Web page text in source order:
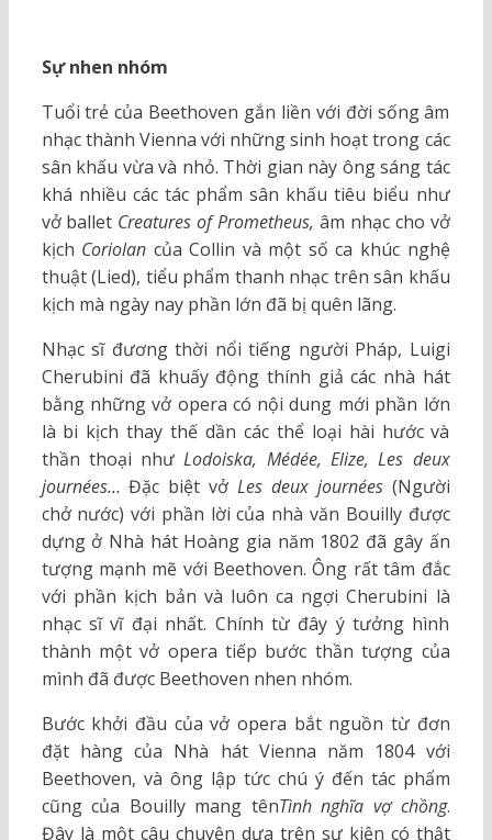
Sự nhen nhóm
Tuổi trẻ của Beethoven gắn liền với đời sống âm
nhạc thành Vienna với những sinh hoạt trong các
sân khấu vừa và nhỏ. Thời gian này ông sáng tác
khá nhiều các tác phẩm sân khấu tiêu biểu như
vở ballet Creatures of Prometheus, âm nhạc cho vở
kịch Coriolan của Collin và một số ca khúc nghệ
thuật (Lied), tiểu phẩm thanh nhạc trên sân khấu
kịch mà ngày nay phần lớn đã bị quên lãng.
Nhạc sĩ đương thời nổi tiếng người Pháp, Luigi
Cherubini đã khuấy động thính giả các nhà hát
bằng những vở opera có nội dung mới phần lớn
là bi kịch thay thế dần các thể loại hài hước và
thần thoại nhưLodoiska, Médée, Elize, Les deux
journées…Đặc biệt vở Les deux journées (Người
chở nước) với phần lời của nhà văn Bouilly được
dựng ở Nhà hát Hoàng gia năm 1802 đã gây ấn
tượng mạnh mẽ với Beethoven. Ông rất tâm đắc
với phần kịch bản và luôn ca ngợi Cherubini là
nhạc sĩ vĩ đại nhất. Chính từ đây ý tưởng hình
thành một vở opera tiếp bước thần tượng của
mình đã được Beethoven nhen nhóm.
Bước khởi đầu của vở opera bắt nguồn từ đơn
đặt hàng của Nhà hát Vienna năm 1804 với
Beethoven, và ông lập tức chú ý đến tác phẩm
cũng của Bouilly mang tênTình nghĩa vợ chồng.
Đây là một câu chuyện dựa trên sự kiện có thật